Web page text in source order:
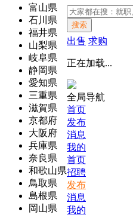
富山県
石川県
福井県
山梨県
岐阜県
静岡県
愛知県
三重県
滋賀県
京都府
大阪府
兵庫県
奈良県
和歌山県
鳥取県
島根県
岡山県
搜索
出售 求购
正在加载...
全局导航
首页
发布
消息
我的
首页
招聘
发布
消息
我的